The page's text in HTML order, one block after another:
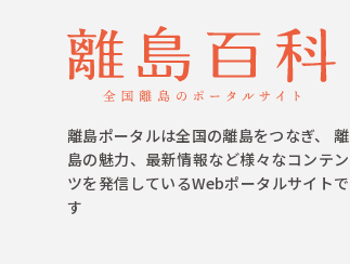
離島ポータルは全国の離島をつなぎ、 離
島の魅力、最新情報など様々なコンテン
ツを発信しているWebポータルサイトで
す